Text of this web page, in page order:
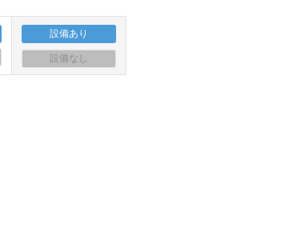
設備あり
設備なし